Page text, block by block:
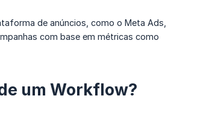
de anúncios, como o Meta Ads,
com base em métricas como
um Workflow?